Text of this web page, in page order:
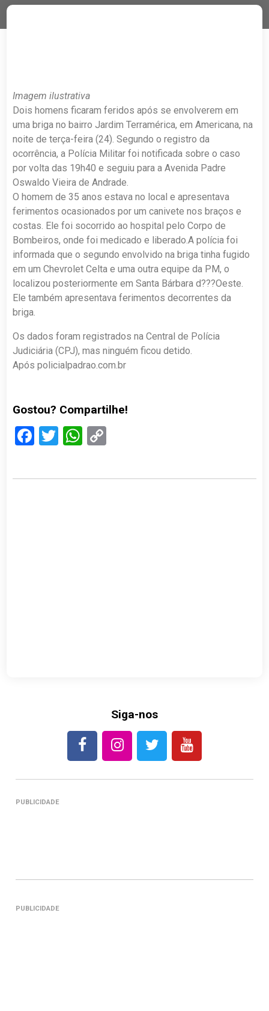
Imagem ilustrativa
Dois homens ficaram feridos após se envolverem em
uma briga no bairro Jardim Terramérica, em Americana, na
noite de terça-feira (24). Segundo o registro da
ocorrência, a Polícia Militar foi notificada sobre o caso
por volta das 19h40 e seguiu para a Avenida Padre
Oswaldo Vieira de Andrade.
O homem de 35 anos estava no local e apresentava
ferimentos ocasionados por um canivete nos braços e
costas. Ele foi socorrido ao hospital pelo Corpo de
Bombeiros, onde foi medicado e liberado.A polícia foi
informada que o segundo envolvido na briga tinha fugido
em um Chevrolet Celta e uma outra equipe da PM, o
localizou posteriormente em Santa Bárbara d???Oeste.
Ele também apresentava ferimentos decorrentes da
briga.
Os dados foram registrados na Central de Polícia
Judiciária (CPJ), mas ninguém ficou detido.
Após policialpadrao.com.br
Gostou? Compartilhe!
Facebook
TwitterWhatsApp
Siga-nos
PUBLICIDADE
PUBLICIDADE